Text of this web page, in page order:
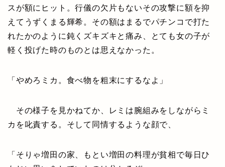
スが額にヒット。行儀の欠片もないその攻撃に額を抑
えてうずくまる輝希。その額はまるでパチンコで打た
れたかのように鈍くズキズキと痛み、とても女の子が
軽く投げた時のものとは思えなかった。
「やめろミカ。食べ物を粗末にするなよ」
その様子を見かねてか、レミは腕組みをしながらミ
カを叱責する。そして同情するような顔で、
「そりゃ増田の家、もとい増田の料理が貧相で毎日ひ